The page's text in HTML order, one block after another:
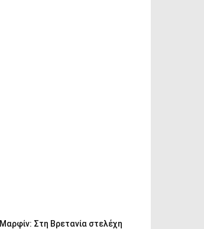
Μαρφίν: Στη Βρετανία στελέχη